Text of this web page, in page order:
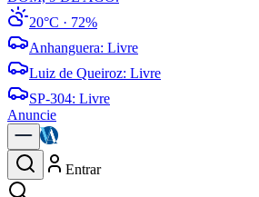
20°C · 72%
Anhanguera: Livre
Luiz de Queiroz: Livre
SP-304: Livre
Anuncie
Entrar